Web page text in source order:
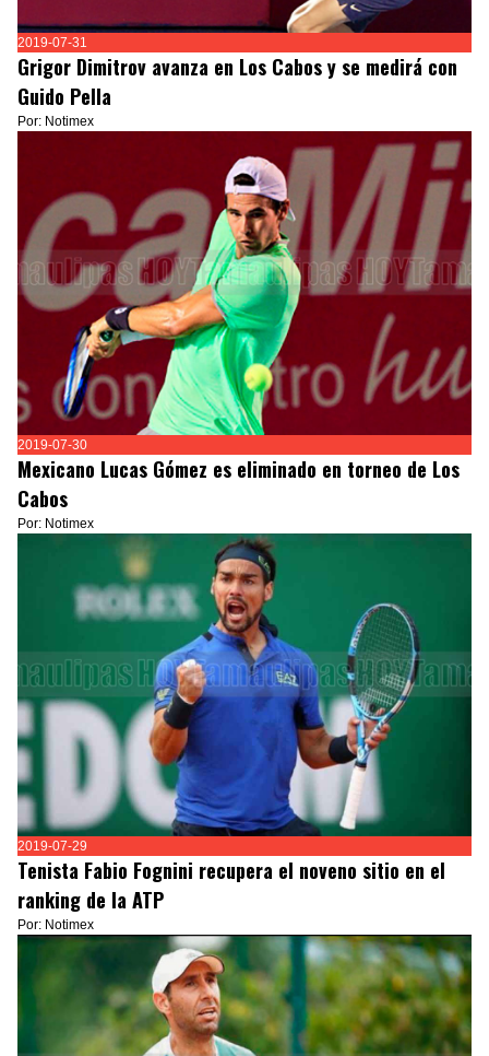
2019-07-31
Grigor Dimitrov avanza en Los Cabos y se medirá con
Guido Pella
Por: Notimex
2019-07-30
Mexicano Lucas Gómez es eliminado en torneo de Los
Cabos
Por: Notimex
2019-07-29
Tenista Fabio Fognini recupera el noveno sitio en el
ranking de la ATP
Por: Notimex